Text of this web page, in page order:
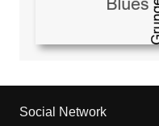
Social Network